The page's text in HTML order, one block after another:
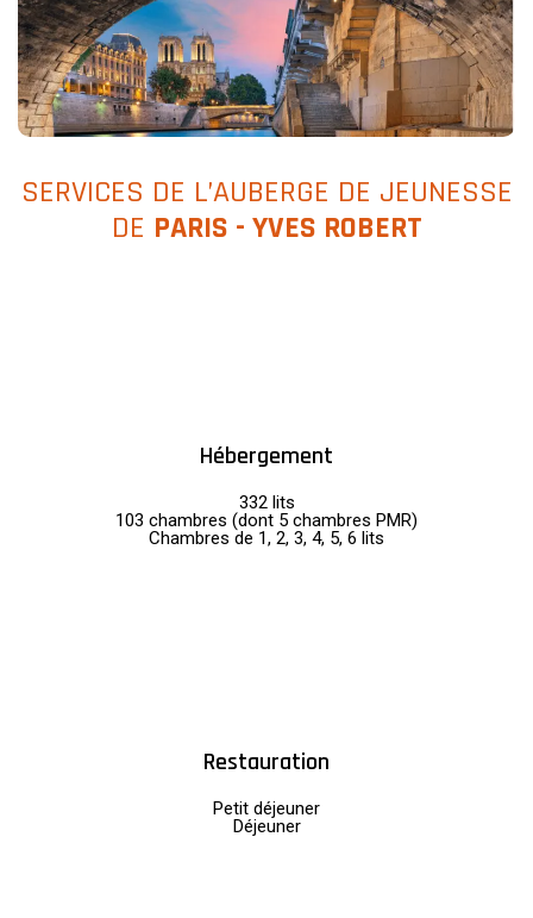
SERVICES DE L’AUBERGE DE JEUNESSE
DE PARIS - YVES ROBERT
Hébergement
332 lits
103 chambres (dont 5 chambres PMR)
Chambres de 1, 2, 3, 4, 5, 6 lits
Restauration
Petit déjeuner
Déjeuner